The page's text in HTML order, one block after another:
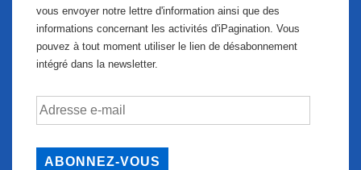
vous envoyer notre lettre d'information ainsi que des
informations concernant les activités d'iPagination. Vous
pouvez à tout moment utiliser le lien de désabonnement
intégré dans la newsletter.
Adresse
ABONNEZ-VOUS